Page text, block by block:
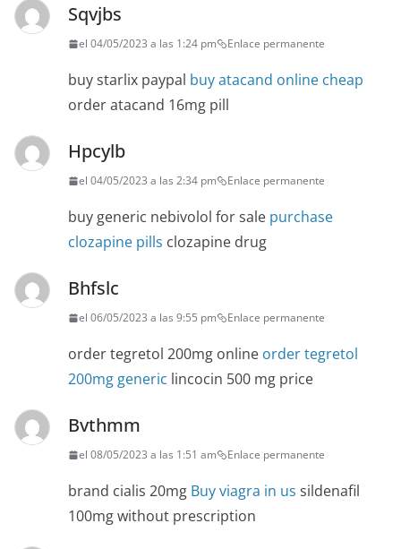
Sqvjbs
el 04/05/2023 a las 1:24 pm Enlace permanente
buy starlix paypal buy atacand online cheap
order atacand 16mg pill
Hpcylb
el 04/05/2023 a las 2:34 pm Enlace permanente
buy generic nebivolol for sale purchase
clozapine pills clozapine drug
Bhfslc
el 06/05/2023 a las 9:55 pm Enlace permanente
order tegretol 200mg online order tegretol
200mg generic lincocin 500 mg price
Bvthmm
el 08/05/2023 a las 1:51 am Enlace permanente
brand cialis 20mg Buy viagra in us sildenafil
100mg without prescription